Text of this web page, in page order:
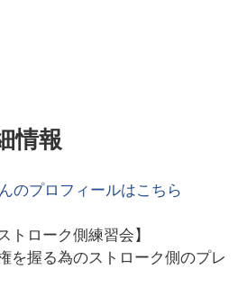
情報
のプロフィールはこちら
トローク側練習会】
を握る為のストローク側のプレ